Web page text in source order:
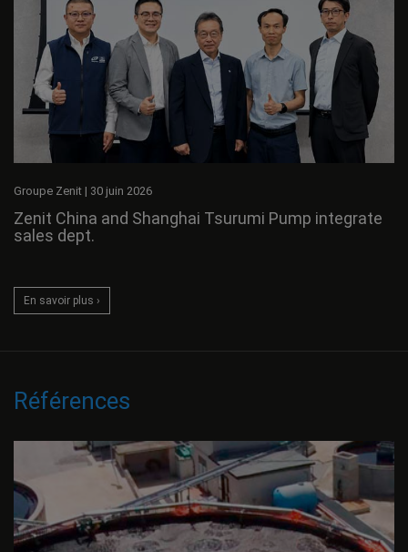
Groupe Zenit | 30 juin 2026
Zenit China and Shanghai Tsurumi Pump integrate
sales dept.
En savoir plus ›
Références